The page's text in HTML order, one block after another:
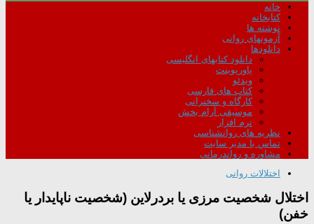
خانه
کتابخانه
نوشته ها
آزمونهای روانی
دانلودها
دانلود کتابهای انگلیسی
پاورپوینت
ویدئو
کتاب های فارسی
کارگاه و سخنرانی
موسیقی آرام بخش
نرم افزار
نظریه های روانشناسی
تماس با مدیر سایت
مشاوره و رواندرمانی
اختلالات روانی
اختلال شخصیت مرزی یا بردرلاین (شخصیت ناپایدار یا
خفن)